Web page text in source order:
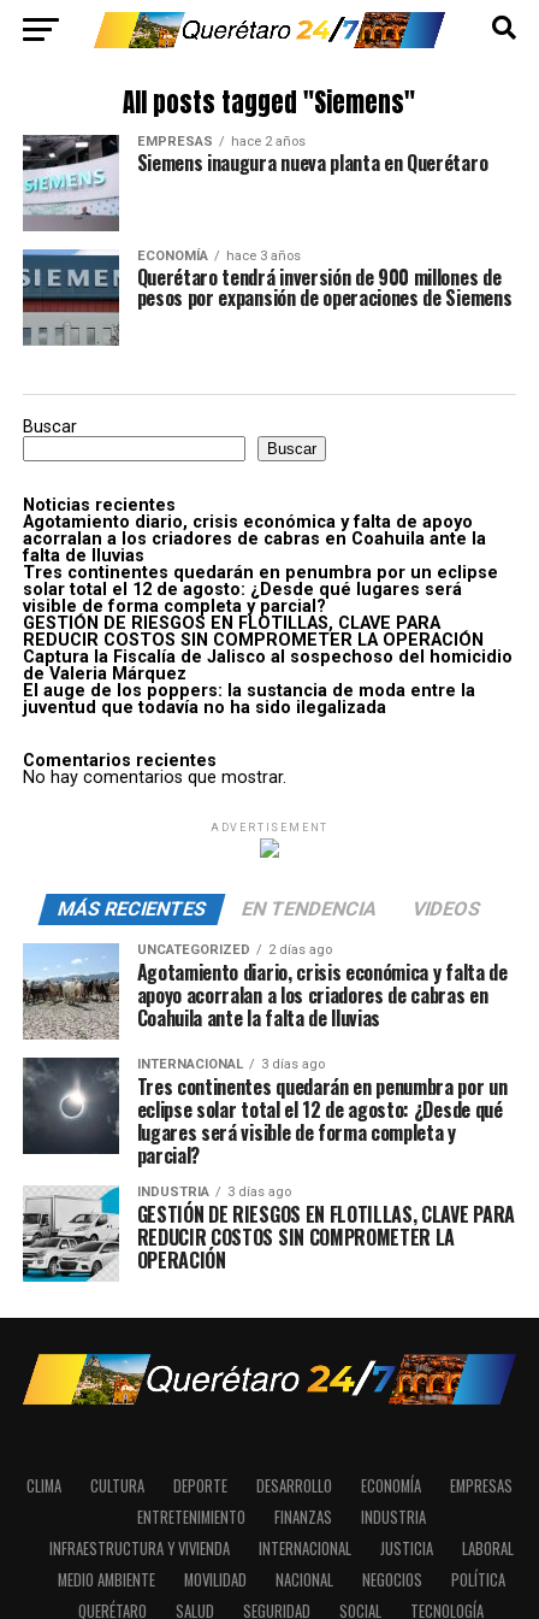
All posts tagged "Siemens"
EMPRESAS hace 2 años
Siemens inaugura nueva planta en Querétaro
ECONOMÍA hace 3 años
Querétaro tendrá inversión de 900 millones de
pesos por expansión de operaciones de Siemens
Buscar
Buscar
Noticias recientes
Agotamiento diario, crisis económica y falta de apoyo
acorralan a los criadores de cabras en Coahuila ante la
falta de lluvias
Tres continentes quedarán en penumbra por un eclipse
solar total el 12 de agosto: ¿Desde qué lugares será
visible de forma completa y parcial?
GESTIÓN DE RIESGOS EN FLOTILLAS, CLAVE PARA
REDUCIR COSTOS SIN COMPROMETER LA OPERACIÓN
Captura la Fiscalía de Jalisco al sospechoso del homicidio
de Valeria Márquez
El auge de los poppers: la sustancia de moda entre la
juventud que todavía no ha sido ilegalizada
Comentarios recientes
No hay comentarios que mostrar.
ADVERTISEMENT
MÁS RECIENTES EN TENDENCIA VIDEOS
UNCATEGORIZED 2 días ago
Agotamiento diario, crisis económica y falta de
apoyo acorralan a los criadores de cabras en
Coahuila ante la falta de lluvias
INTERNACIONAL 3 días ago
Tres continentes quedarán en penumbra por un
eclipse solar total el 12 de agosto: ¿Desde qué
lugares será visible de forma completa y
parcial?
INDUSTRIA 3 días ago
GESTIÓN DE RIESGOS EN FLOTILLAS, CLAVE PARA
REDUCIR COSTOS SIN COMPROMETER LA
OPERACIÓN
CLIMA CULTURA DEPORTE DESARROLLO ECONOMÍA
EMPRESAS
ENTRETENIMIENTO
FINANZAS
INDUSTRIA
INFRAESTRUCTURA Y VIVIENDA
INTERNACIONAL JUSTICIA
LABORAL
MEDIO AMBIENTE
MOVILIDAD NACIONAL NEGOCIOS
POLÍTICA
QUERÉTARO
SALUD SEGURIDAD SOCIAL TECNOLOGÍA